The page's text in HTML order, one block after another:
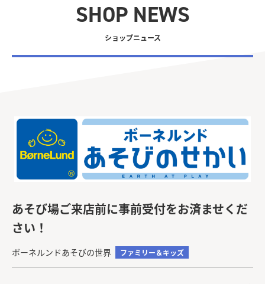
SHOP NEWS
ショップニュース
あそび場ご来店前に事前受付をお済ませくだ
さい！
ボーネルンドあそびの世界 ファミリー＆キッズ